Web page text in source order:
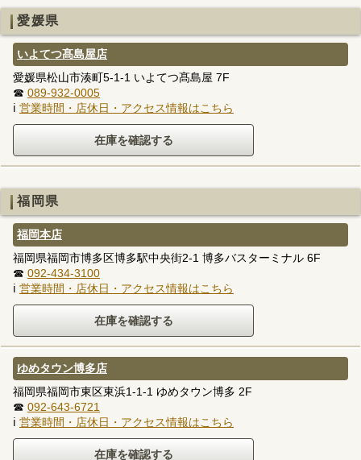
愛媛県
いよてつ髙島屋店
愛媛県松山市湊町5-1-1 いよてつ髙島屋 7F
☎ 089-932-0005
ℹ 営業時間・店休日・アクセス情報はこちら
福岡県
福岡本店
福岡県福岡市博多区博多駅中央街2-1 博多バスターミナル 6F
☎ 092-434-3100
ℹ 営業時間・店休日・アクセス情報はこちら
ゆめタウン博多店
福岡県福岡市東区東浜1-1-1 ゆめタウン博多 2F
☎ 092-643-6721
ℹ 営業時間・店休日・アクセス情報はこちら